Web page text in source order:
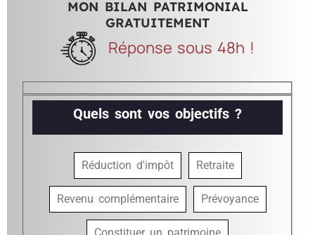
MON BILAN PATRIMONIAL
GRATUITEMENT
Réponse sous 48h !
Quels sont vos objectifs ?
Réduction d'impôt Retraite
Revenu complémentaire Prévoyance
Constituer un patrimoine